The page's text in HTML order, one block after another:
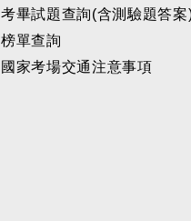
考畢試題查詢(含測驗題答案
榜單查詢
國家考場交通注意事項